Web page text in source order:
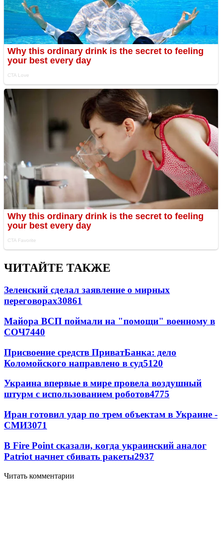
ЧИТАЙТЕ ТАКЖЕ
Зеленский сделал заявление о мирных
переговорах30861
Майора ВСП поймали на "помощи" военному в
СОЧ7440
Присвоение средств ПриватБанка: дело
Коломойского направлено в суд5120
Украина впервые в мире провела воздушный
штурм с использованием роботов4775
Иран готовил удар по трем объектам в Украине -
СМИ3071
В Fire Point сказали, когда украинский аналог
Patriot начнет сбивать ракеты2937
Читать комментарии